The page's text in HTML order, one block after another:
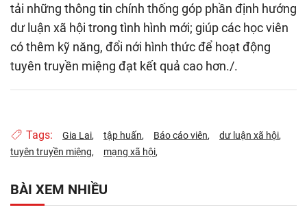
tải những thông tin chính thống góp phần định hướng
dư luận xã hội trong tình hình mới; giúp các học viên
có thêm kỹ năng, đổi nới hình thức để hoạt động
tuyên truyền miệng đạt kết quả cao hơn./.
Tags: Gia Lai tập huấn Báo cáo viên
dư luận xã hội
tuyên truyền miệng
mạng xã hội
BÀI XEM NHIỀU